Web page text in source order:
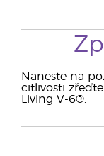
Naneste na
citlivosti
Living V-6®.